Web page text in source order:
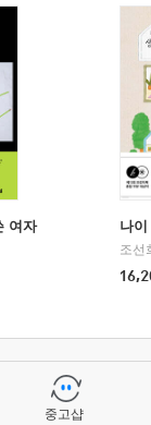
여자 나
조선
중고샵